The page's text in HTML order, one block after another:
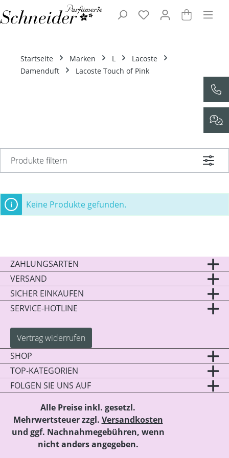
Zum Hauptinhalt springen
Startseite Marken L
Lacoste
Damenduft
Lacoste Touch of Pink
Produkte filtern
Keine Produkte gefunden.
ZAHLUNGSARTEN
VERSAND
SICHER EINKAUFEN
SERVICE-HOTLINE
Vertrag widerrufen
SHOP
TOP-KATEGORIEN
FOLGEN SIE UNS AUF
Alle Preise inkl. gesetzl.
Mehrwertsteuer zzgl. Versandkosten
und ggf. Nachnahmegebühren, wenn
nicht anders angegeben.